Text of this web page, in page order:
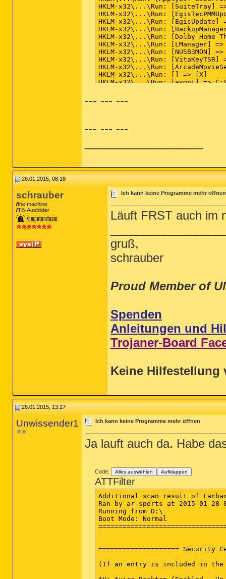
--- --- ---
--- --- ---
28.01.2015, 08:18
schrauber
the machine
TB-Ausbilder
Ich kann keine Programme mehr öffnen
Läuft FRST auch im
gruß,
schrauber
Proud Member of
Spenden
Anleitungen und
Trojaner-Board
Keine Hilfestellung
28.01.2015, 13:27
Unwissender1 Ich kann keine Programme mehr öffnen
Ja lauft auch da. Habe
Code: Alles auswählen Aufklappen
ATTFilter
Additional scan result of Farbar Recovery Scan Tool (x64) Version: 24-01-2015 01
Ran by ar-sports at 2015-01-28 08:36:48
Running from D:\
Boot Mode: Normal
==========================================================


==================== Security Center ========================

(If an entry is included in the fixlist, it will be removed.)

AV: Avira Desktop (Enabled - Up to date) {4D041356-F94D-285F-8768-AAE50FA36859}
AS: Avira Desktop (Enabled - Up to date) {F665F2B2-DF77-27D1-BDD8-9197742422E4}
AS: Windows Defender (Enabled - Up to date) {D68DDC3A-831F-4fae-9E44-DA132C1ACF46}

==================== Installed Programs ======================

(Only the adware programs with "hidden" flag could be added to the fixlist to unhide them. The adware programs should be uninstalled manually.)

7-Zip 9.25 alpha (HKLM-x32\...\7-Zip) (Version:  - )
Acer Arcade Instant On (x32 Version: 3.1.6.1 - Acer) Hidden
Acer Backup Manager (HKLM-x32\...\InstallShield_{0B61BBD5-DA3C-409A-8730-0C3DC3B0F270}) (Version: 3.0.0.99 - NTI Corporation)
Acer Bio Protection (HKLM-x32\...\InstallShield_{FD588AD4-9150-4A41-83E8-61596E0954E4}) (Version: 7.1.5.6 - Egis Technology Inc.)
Acer Crystal Eye Webcam (HKLM-x32\...\InstallShield_{01FB4998-33C4-4431-85ED-079E3EEFE75D}) (Version: 1.0.1904 - CyberLink Corp.)
Acer Crystal Eye Webcam (x32 Version: 1.0.1904 - CyberLink Corp.) Hidden
Acer ePower Management (HKLM-x32\...\{3DB0448D-AD82-4923-B305-D001E521A964}) (Version: 6.00.3007 - Acer Incorporated)
Acer eRecovery Management (HKLM-x32\...\{7F811A54-5A09-4579-90E1-C93498E230D9}) (Version: 5.00.3502 - Acer Incorporated)
Acer Games (HKLM-x32\...\WildTangent acer Master Uninstall) (Version: 1.0.2.5 - WildTangent)
Acer Registration (HKLM-x32\...\Acer Registration) (Version: 1.04.3502 - Acer Incorporated)
Acer ScreenSaver (HKLM-x32\...\Acer Screensaver) (Version: 1.1.0630.2011 - Acer Incorporated)
Acer Updater (HKLM-x32\...\{EE171732-BEB4-4576-887D-CB62727F01CA}) (Version: 1.02.3500 - Acer Incorporated)
Acer USB Charge Manager (HKLM-x32\...\{F53A49E6-9FB1-4A5A-B1D9-82BA116196B7}) (Version: 1.00.3001 - Acer Incorporated)
Acer VCM (HKLM-x32\...\{047F790A-7A2A-4B6A-AD02-38092BA63DAC}) (Version: 4.05.3501 - Acer Incorporated)
Adobe Flash Player 16 ActiveX (HKLM-x32\...\Adobe Flash Player ActiveX) (Version: 16.0.0.296 - Adobe Systems Incorporated)
Adobe Reader XI (11.0.10) - Deutsch (HKLM-x32\...\{AC76BA86-7AD7-1031-7B44-AB0000000001}) (Version: 11.0.10 - Adobe Systems Incorporated)
Agatha Christie - Death on the Nile (x32 Version: 2.2.0.98 - WildTangent) Hidden
Apple Application Support (HKLM-x32\...\{83CAF0DE-8D3B-4C37-A631-2B8F16EC3031}) (Version: 3.1 - Apple Inc.)
Apple Mobile Device Support (HKLM\...\{BDD99690-3541-4619-9D2A-3CDDB3E15F9E}) (Version: 8.0.5.6 - Apple Inc.)
Ask Toolbar (HKLM-x32\...\{4F524A2D-5637-4300-76A7-A758B70C1500}) (Version: 12.21.0.128 - APN, LLC) <==== ATTENTION
Avira (HKLM-x32\...\{e7c7c227-b742-4878-9425-f09bbf9951db}) (Version: 1.1.27.25527 - Avira Operations & Co. KG)
Avira (x32 Version: 1.1.27.25527 - Avira Operations & Co. KG) Hidden
Avira Free Antivirus (HKLM-x32\...\Avira AntiVir Desktop) (Version: 14.0.7.468 - Avira)
Backup Manager V3 (x32 Version: 3.0.0.99 - NTI Corporation) Hidden
Bejeweled 2 Deluxe (x32 Version: 2.2.0.95 - WildTangent) Hidden
Bing Bar (HKLM-x32\...\{3365E735-48A6-4194-9988-CE59AC5AE503}) (Version: 7.3.132.0 - Microsoft Corporation)
BioExcess (Version: 7.1.5.6 - Egis Technology Inc.) Hidden
Bonjour (HKLM\...\{6E3610B2-430D-4EB0-81E3-2B57E8B9DE8D}) (Version: 3.0.0.10 - Apple Inc.)
CDBurnerXP (HKLM-x32\...\{7E265513-8CDA-4631-B696-F40D983F3B07}_is1) (Version: 4.5.1.4003 - CDBurnerXP)
Chuzzle Deluxe (x32 Version: 2.2.0.95 - WildTangent) Hidden
clear.fi (HKLM-x32\...\InstallShield_{2637C347-9DAD-11D6-9EA2-00055D0CA761}) (Version: